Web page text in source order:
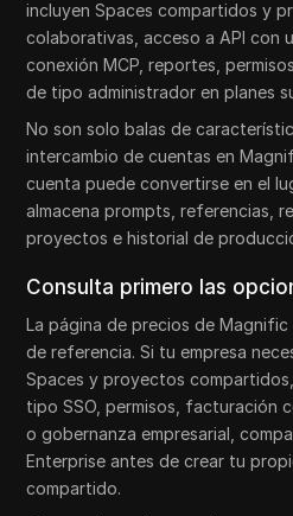
incluyen Spaces compartidos y
colaborativas, acceso a API con
conexión MCP, reportes,
de tipo administrador en planes
No son solo balas de
intercambio de cuentas en
cuenta puede convertirse en el
almacena prompts, referencias,
proyectos e historial de
Consulta primero las
La página de precios de
de referencia. Si tu empresa
Spaces y proyectos
tipo SSO, permisos, facturación
o gobernanza empresarial,
Enterprise antes de crear tu
compartido.